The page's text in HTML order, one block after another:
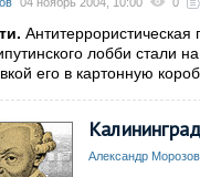
лобби стали
его в картонную
Александр Морозов